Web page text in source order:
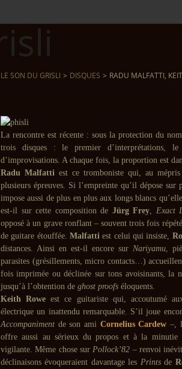
LE SON DU GRISLI > DISQUES > RADU MALFATTI,
La rencontre est récente : sous la protection du
trois disques : le premier d’interprétations, le
d’improvisations. A chaque fois, la proportion est
Radu Malfatti est ce tromboniste qui, au
plusieurs épreuves. Si l’empreinte qu’il dépose
impose aussi de plus en plus aux longs blancs
est-il sur cette composition de Jürg Frey, Exact
opposé à un grave ronflant – souvent trois fois
de guitare étouffée. Malfattiest celui qui insiste,
distances. Ainsi en est-il encore sur Nariyamu,
parasites (grésillements, micro contacts…)
fois imprimée ou déclinée sur tons avoisinants, la
jusqu’à l’obtention de ghost proofs éloquents.
Keith Rowe est ce guitariste qui, accoutumé
électrique un inattendu remarquable. S’il joue
Accompaniment de son ami Cornelius Cardew –,
offre aussi au sérieux du propos et à la minutie
vigilante. Même chose surPollock’82 – renvoi
déclinaisons évoqueraient davantage les Printsde